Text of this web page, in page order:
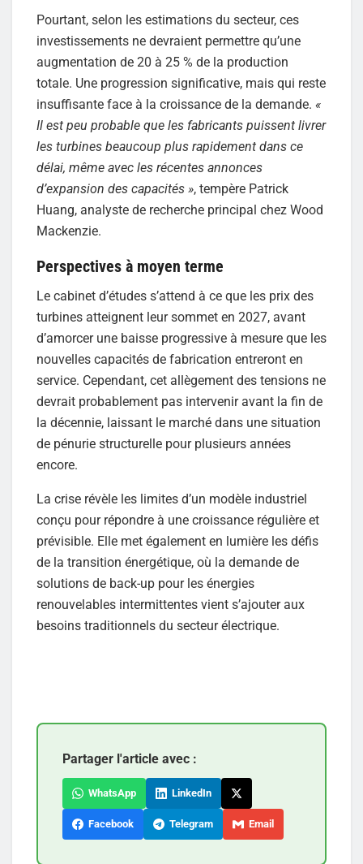
Pourtant, selon les estimations du secteur, ces
investissements ne devraient permettre qu’une
augmentation de 20 à 25 % de la production
totale. Une progression significative, mais qui reste
insuffisante face à la croissance de la demande. «
Il est peu probable que les fabricants puissent livrer
les turbines beaucoup plus rapidement dans ce
délai, même avec les récentes annonces
d’expansion des capacités », tempère Patrick
Huang, analyste de recherche principal chez Wood
Mackenzie.
Perspectives à moyen terme
Le cabinet d’études s’attend à ce que les prix des
turbines atteignent leur sommet en 2027, avant
d’amorcer une baisse progressive à mesure que les
nouvelles capacités de fabrication entreront en
service. Cependant, cet allègement des tensions ne
devrait probablement pas intervenir avant la fin de
la décennie, laissant le marché dans une situation
de pénurie structurelle pour plusieurs années
encore.
La crise révèle les limites d’un modèle industriel
conçu pour répondre à une croissance régulière et
prévisible. Elle met également en lumière les défis
de la transition énergétique, où la demande de
solutions de back-up pour les énergies
renouvelables intermittentes vient s’ajouter aux
besoins traditionnels du secteur électrique.
Partager l'article avec :
WhatsApp LinkedIn
Facebook Telegram Email